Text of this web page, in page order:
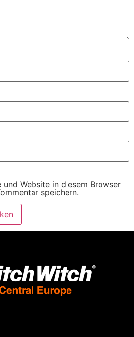
und Website in diesem Browser
speichern.